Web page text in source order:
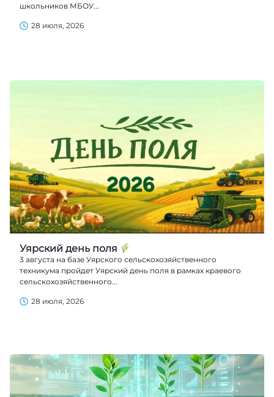
школьников МБОУ...
28 июля, 2026
Уярский день поля
3 августа на базе Уярского сельскохозяйственного
техникума пройдет Уярский день поля в рамках краевого
сельскохозяйственного...
28 июля, 2026